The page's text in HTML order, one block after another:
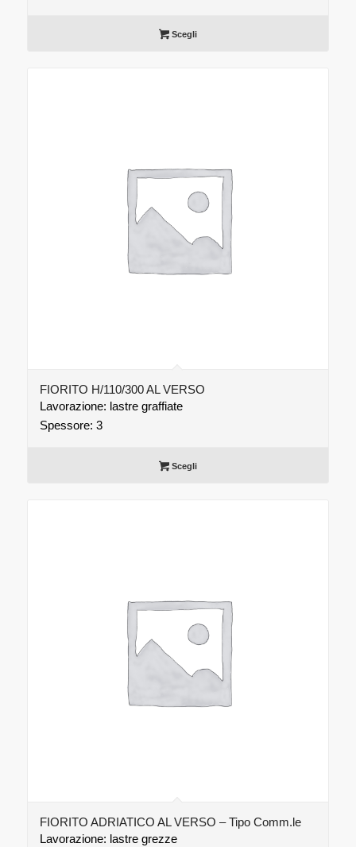
Scegli
FIORITO H/110/300 AL VERSO
Lavorazione: lastre graffiate
Spessore: 3
Scegli
FIORITO ADRIATICO AL VERSO – Tipo Comm.le
Lavorazione: lastre grezze